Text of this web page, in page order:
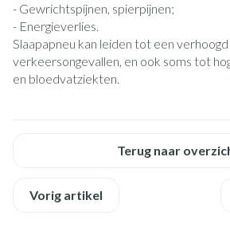
- Gewrichtspijnen, spierpijnen;
- Energieverlies.
Slaapapneu kan leiden tot een
verkeersongevallen, en ook soms tot
en bloedvatziekten.
Terug naar
Vorig artikel